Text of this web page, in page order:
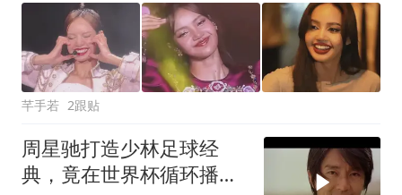
芊手若 2跟贴
周星驰打造少林足球经
典，竟在世界杯循环播